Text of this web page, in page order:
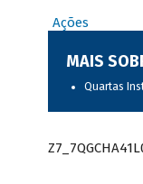
Ações
MAIS
Quartas